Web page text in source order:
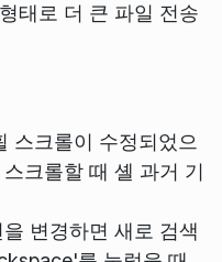
태로 더 큰 파일 전송
스크롤이 수정되었으
크롤할 때 셸 과거 기
변경하면 새로 검색